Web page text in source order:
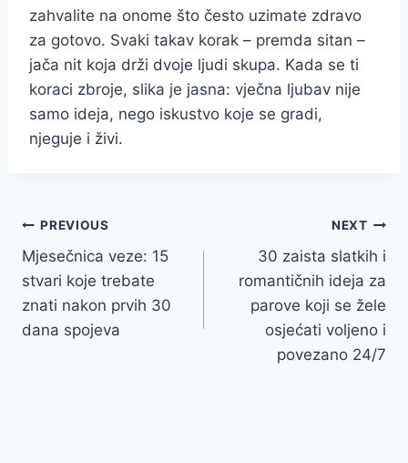
zahvalite na onome što često uzimate zdravo
za gotovo. Svaki takav korak – premda sitan –
jača nit koja drži dvoje ljudi skupa. Kada se ti
koraci zbroje, slika je jasna: vječna ljubav nije
samo ideja, nego iskustvo koje se gradi,
njeguje i živi.
Post
navigation
PREVIOUS
Mjesečnica veze: 15
stvari koje trebate
znati nakon prvih 30
dana spojeva
NEXT
30 zaista slatkih i
romantičnih ideja za
parove koji se žele
osjećati voljeno i
povezano 24/7